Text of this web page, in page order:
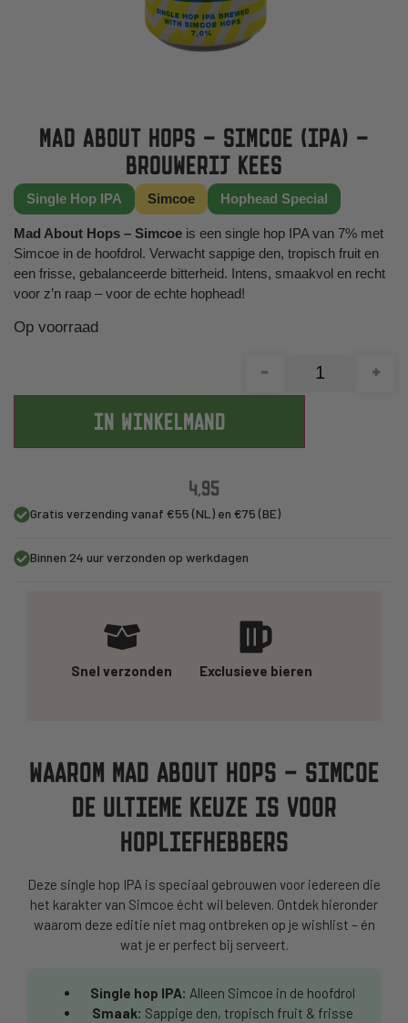
MAD ABOUT HOPS – SIMCOE (IPA) –
BROUWERIJ KEES
Single Hop IPA Simcoe Hophead Special
Mad About Hops – Simcoe is een single hop IPA van 7% met
Simcoe in de hoofdrol. Verwacht sappige den, tropisch fruit en
een frisse, gebalanceerde bitterheid. Intens, smaakvol en recht
voor z’n raap – voor de echte hophead!
Op voorraad
-
+
IN WINKELMAND
4,95
Gratis verzending vanaf €55 (NL) en €75 (BE)
Binnen 24 uur verzonden op werkdagen
Snel verzonden Exclusieve bieren
WAAROM MAD ABOUT HOPS – SIMCOE
DE ULTIEME KEUZE IS VOOR
HOPLIEFHEBBERS
Deze single hop IPA is speciaal gebrouwen voor iedereen die
het karakter van Simcoe écht wil beleven. Ontdek hieronder
waarom deze editie niet mag ontbreken op je wishlist – én
wat je er perfect bij serveert.
Single hop IPA: Alleen Simcoe in de hoofdrol
Smaak: Sappige den, tropisch fruit & frisse